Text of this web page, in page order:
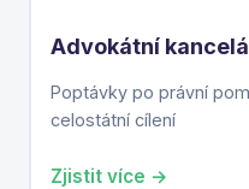
Advokátní
Poptávky po právní
celostátní cílení
Zjistit více →